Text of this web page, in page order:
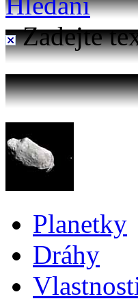
Zadejte
Planetky
Dráhy